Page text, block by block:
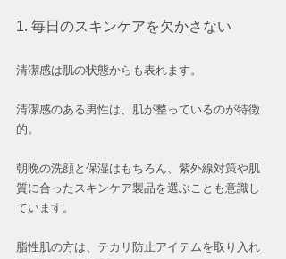
1. 毎日のスキンケアを欠かさない
清潔感は肌の状態からも表れます。
清潔感のある男性は、肌が整っているのが特徴
的。
朝晩の洗顔と保湿はもちろん、紫外線対策や肌
質に合ったスキンケア製品を選ぶことも意識し
ています。
脂性肌の方は、テカリ防止アイテムを取り入れ